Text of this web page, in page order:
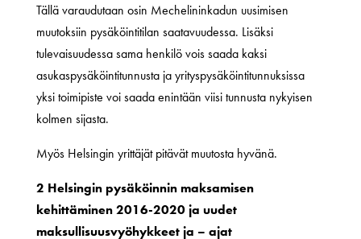
Tällä varaudutaan osin Mechelininkadun uusimisen
muutoksiin pysäköintitilan saatavuudessa. Lisäksi
tulevaisuudessa sama henkilö vois saada kaksi
asukaspysäköintitunnusta ja yrityspysäköintitunnuksissa
yksi toimipiste voi saada enintään viisi tunnusta nykyisen
kolmen sijasta.
Myös Helsingin yrittäjät pitävät muutosta hyvänä.
2 Helsingin pysäköinnin maksamisen
kehittäminen 2016-2020 ja uudet
maksullisuusvyöhykkeet ja – ajat